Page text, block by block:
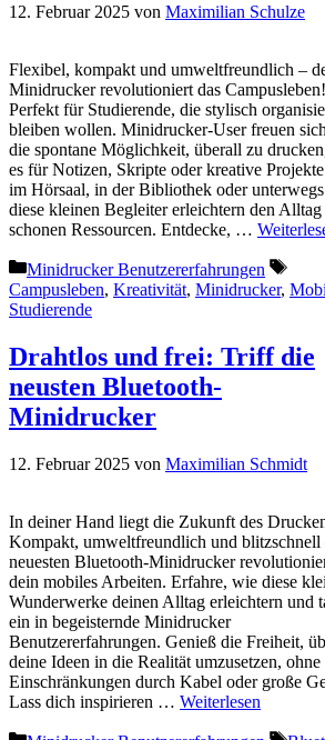
12. Februar 2025 von Maximilian Schulze
Flexibel, kompakt und umweltfreundlich –
Minidrucker revolutioniert das Campusleben!
Perfekt für Studierende, die stylisch
bleiben wollen. Minidrucker-User freuen
die spontane Möglichkeit, überall zu
es für Notizen, Skripte oder kreative
im Hörsaal, in der Bibliothek oder
diese kleinen Begleiter erleichtern den Alltag
schonen Ressourcen. Entdecke, …
Kategorien
Minidrucker Benutzererfahrungen
Campusleben, Kreativität, Minidrucker,
Studierende
Drahtlos und frei: Triff die
neusten Bluetooth-
Minidrucker
12. Februar 2025 von Maximilian Schmidt
In deiner Hand liegt die Zukunft des
Kompakt, umweltfreundlich und blitzschnell
neuesten Bluetooth-Minidrucker
dein mobiles Arbeiten. Erfahre, wie diese
Wunderwerke deinen Alltag erleichtern und
ein in begeisternde Minidrucker
Benutzererfahrungen. Genieß die Freiheit,
deine Ideen in die Realität umzusetzen, ohne
Einschränkungen durch Kabel oder große
Lass dich inspirieren … Weiterlesen